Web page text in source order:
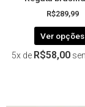
R$289,99
Ver opções
5x de R$58,00